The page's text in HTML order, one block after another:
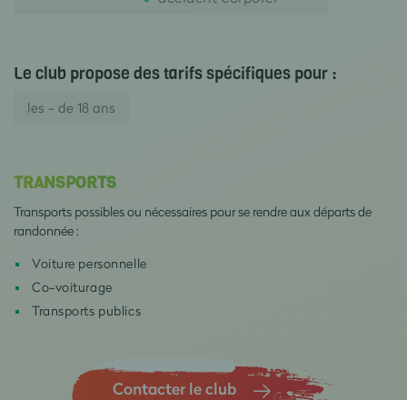
Le club propose des tarifs spécifiques pour :
les - de 18 ans
TRANSPORTS
Transports possibles ou nécessaires pour se rendre aux départs de
randonnée :
Voiture personnelle
Co-voiturage
Transports publics
Contacter le club